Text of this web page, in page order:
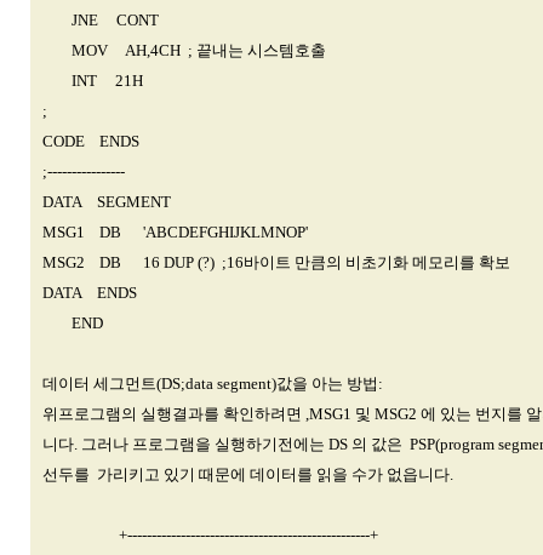
JNE CONT
MOV AH,4CH ; 끝내는 시스템호출
INT 21H
;
CODE ENDS
;----------------
DATA SEGMENT
MSG1 DB 'ABCDEFGHIJKLMNOP'
MSG2 DB 16 DUP (?) ;16바이트 만큼의 비초기화 메모리를 확보
DATA ENDS
END
데이터 세그먼트(DS;data segment)값을 아는 방법:
위프로그램의 실행결과를 확인하려면 ,MSG1 및 MSG2 에 있는 번지를
니다. 그러나 프로그램을 실행하기전에는 DS 의 값은 PSP(program
선두를 가리키고 있기 때문에 데이터를 읽을 수가 없읍니다.
+--------------------------------------------------+